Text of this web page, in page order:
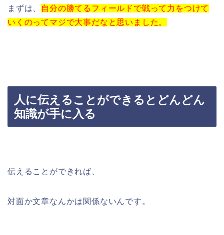
まずは、
自分の勝てるフィールドで戦って力をつけて
いくのってマジで大事だなと思いました。
人に伝えることができるとどんどん
知識が手に入る
伝えることができれば、
対面か文章なんかは関係ないんです。